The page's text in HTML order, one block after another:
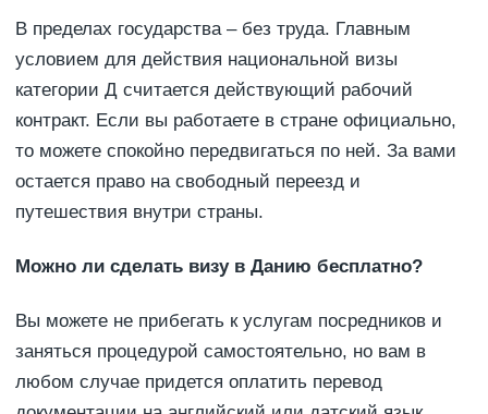
В пределах государства – без труда. Главным
условием для действия национальной визы
категории Д считается действующий рабочий
контракт. Если вы работаете в стране официально,
то можете спокойно передвигаться по ней. За вами
остается право на свободный переезд и
путешествия внутри страны.
Можно ли сделать визу в Данию бесплатно?
Вы можете не прибегать к услугам посредников и
заняться процедурой самостоятельно, но вам в
любом случае придется оплатить перевод